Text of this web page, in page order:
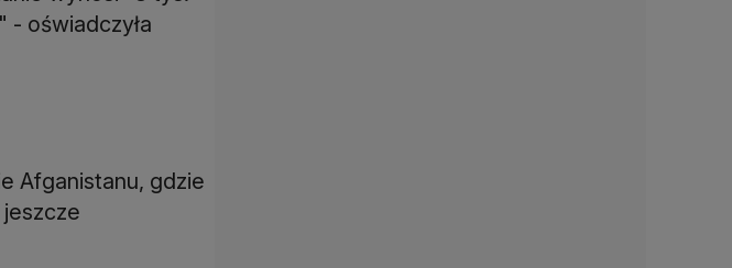
- oświadczyła
Afganistanu, gdzie